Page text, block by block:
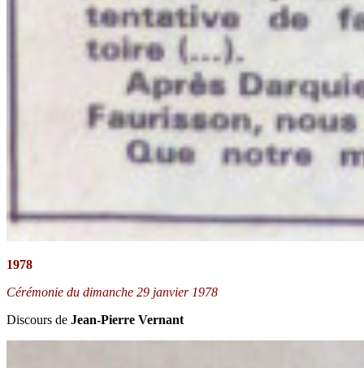
1978
Cérémonie du dimanche 29 janvier 1978
Discours de Jean-Pierre Vernant